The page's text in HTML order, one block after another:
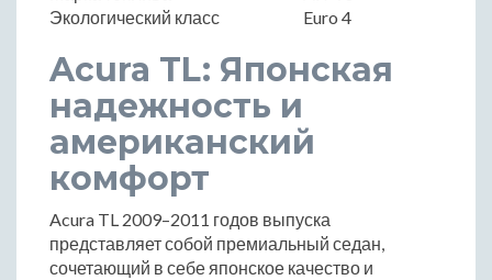
Экологический класс
Euro 4
Acura TL: Японская
надежность и
американский
комфорт
Acura TL 2009–2011 годов выпуска
представляет собой премиальный седан,
сочетающий в себе японское качество и